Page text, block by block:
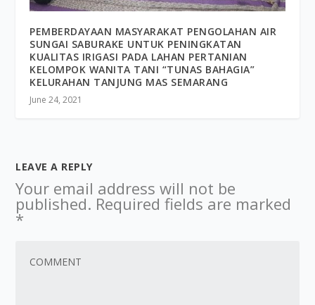
PEMBERDAYAAN MASYARAKAT PENGOLAHAN AIR
SUNGAI SABURAKE UNTUK PENINGKATAN
KUALITAS IRIGASI PADA LAHAN PERTANIAN
KELOMPOK WANITA TANI “TUNAS BAHAGIA”
KELURAHAN TANJUNG MAS SEMARANG
June 24, 2021
LEAVE A REPLY
Your email address will not be
published. Required fields are marked
*